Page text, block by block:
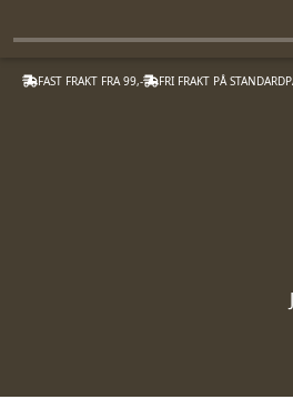
FAST FRAKT FRA 99,- FRI FRAKT PÅ